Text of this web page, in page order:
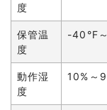
度
保管温
度
-40°F
動作湿
度
10%～